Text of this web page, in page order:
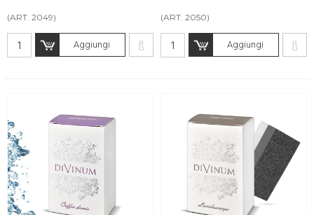
(ART. 2049)
Aggiungi
(ART. 2050)
Aggiungi